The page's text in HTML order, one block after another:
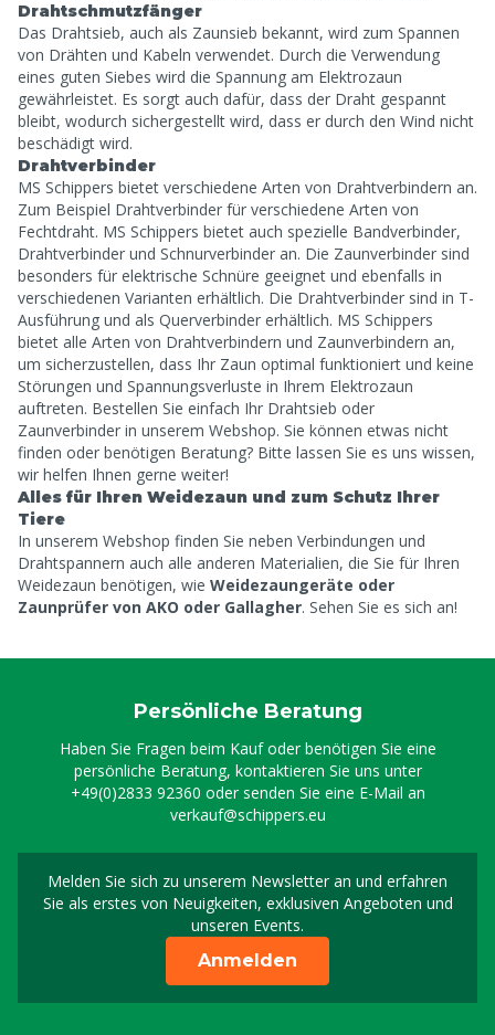
Drahtschmutzfänger
Das Drahtsieb, auch als Zaunsieb bekannt, wird zum Spannen
von Drähten und Kabeln verwendet. Durch die Verwendung
eines guten Siebes wird die Spannung am Elektrozaun
gewährleistet. Es sorgt auch dafür, dass der Draht gespannt
bleibt, wodurch sichergestellt wird, dass er durch den Wind nicht
beschädigt wird.
Drahtverbinder
MS Schippers bietet verschiedene Arten von Drahtverbindern an.
Zum Beispiel Drahtverbinder für verschiedene Arten von
Fechtdraht. MS Schippers bietet auch spezielle Bandverbinder,
Drahtverbinder und Schnurverbinder an. Die Zaunverbinder sind
besonders für elektrische Schnüre geeignet und ebenfalls in
verschiedenen Varianten erhältlich. Die Drahtverbinder sind in T-
Ausführung und als Querverbinder erhältlich. MS Schippers
bietet alle Arten von Drahtverbindern und Zaunverbindern an,
um sicherzustellen, dass Ihr Zaun optimal funktioniert und keine
Störungen und Spannungsverluste in Ihrem Elektrozaun
auftreten. Bestellen Sie einfach Ihr Drahtsieb oder
Zaunverbinder in unserem Webshop. Sie können etwas nicht
finden oder benötigen Beratung? Bitte lassen Sie es uns wissen,
wir helfen Ihnen gerne weiter!
Alles für Ihren Weidezaun und zum Schutz Ihrer
Tiere
In unserem Webshop finden Sie neben Verbindungen und
Drahtspannern auch alle anderen Materialien, die Sie für Ihren
Weidezaun benötigen, wie Weidezaungeräte oder
Zaunprüfer von AKO oder Gallagher. Sehen Sie es sich an!
Persönliche Beratung
Haben Sie Fragen beim Kauf oder benötigen Sie eine
persönliche Beratung, kontaktieren Sie uns unter
+49(0)2833 92360 oder senden Sie eine E-Mail an
verkauf@schippers.eu
Melden Sie sich zu unserem Newsletter an und erfahren
Sie als erstes von Neuigkeiten, exklusiven Angeboten und
unseren Events.
Melden Sie sich für
Anmelden